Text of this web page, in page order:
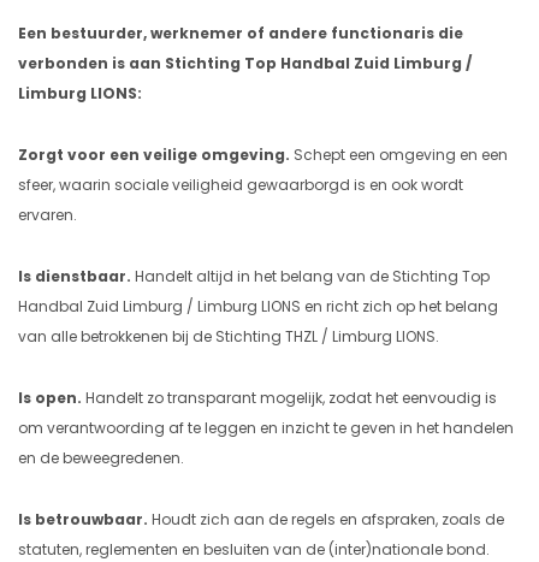
Een bestuurder, werknemer of andere functionaris die
verbonden is aan Stichting Top Handbal Zuid Limburg /
Limburg LIONS:
Zorgt voor een veilige omgeving. Schept een omgeving en een
sfeer, waarin sociale veiligheid gewaarborgd is en ook wordt
ervaren.
Is dienstbaar. Handelt altijd in het belang van de Stichting Top
Handbal Zuid Limburg / Limburg LIONS en richt zich op het belang
van alle betrokkenen bij de Stichting THZL / Limburg LIONS.
Is open. Handelt zo transparant mogelijk, zodat het eenvoudig is
om verantwoording af te leggen en inzicht te geven in het handelen
en de beweegredenen.
Is betrouwbaar. Houdt zich aan de regels en afspraken, zoals de
statuten, reglementen en besluiten van de (inter)nationale bond.